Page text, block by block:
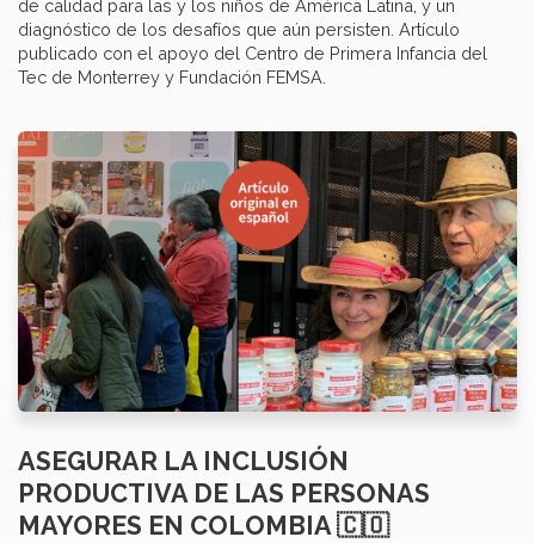
de calidad para las y los niños de América Latina, y un
diagnóstico de los desafíos que aún persisten. Artículo
publicado con el apoyo del Centro de Primera Infancia del
Tec de Monterrey y Fundación FEMSA.
ASEGURAR LA INCLUSIÓN
PRODUCTIVA DE LAS PERSONAS
MAYORES EN COLOMBIA 🇨🇴